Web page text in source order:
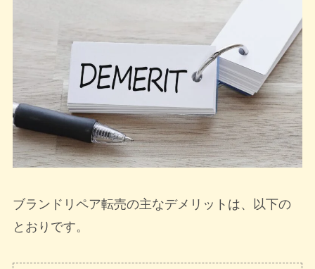
ブランドリペア転売の主なデメリットは、以下の
とおりです。